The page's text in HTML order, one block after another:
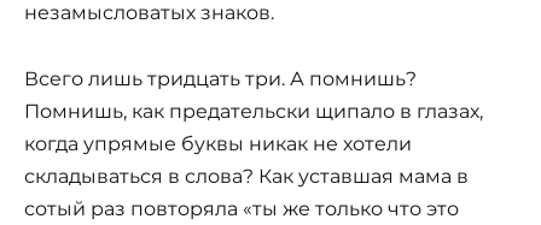
незамысловатых знаков.
Всего лишь тридцать три. А помнишь?
Помнишь, как предательски щипало в глазах,
когда упрямые буквы никак не хотели
складываться в слова? Как уставшая мама в
сотый раз повторяла «ты же только что это